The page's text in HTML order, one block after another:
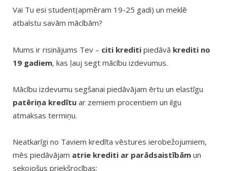
Vai Tu esi student(apmēram 19-25 gadi) un meklē
atbalstu savām mācībām?
Mums ir risinājums Tev – citi krediti piedāvā krediti no
19 gadiem, kas ļauj segt mācību izdevumus.
Mācību izdevumu segšanai piedāvājam ērtu un elastīgu
patēriņa kredītu ar zemiem procentiem un ilgu
atmaksas termiņu.
Neatkarīgi no Taviem kredīta vēstures ierobežojumiem,
mēs piedāvājam atrie krediti ar parādsaistībām un
sekojošus priekšrocības: